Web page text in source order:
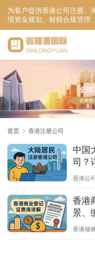
为客户提供香港公司注册、
境资金规划、财税合规管理
服务！
首页 香港注册公司
中国
司？
香港公
香港
景、
香港做